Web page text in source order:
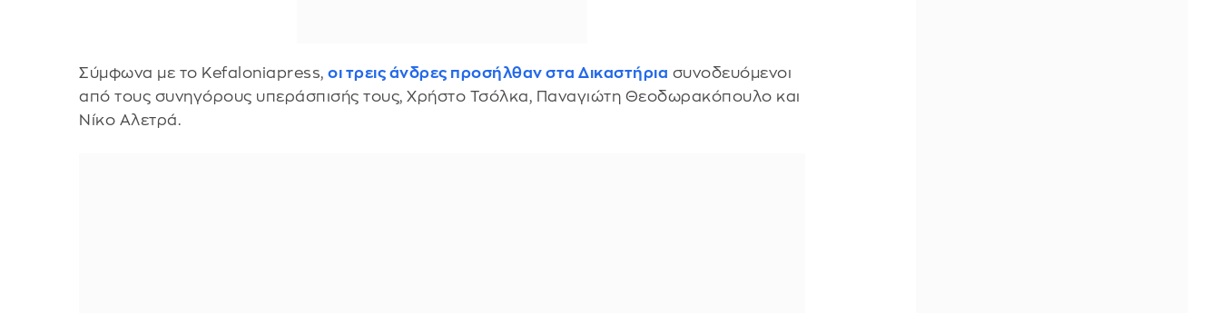
Σύμφωνα με το Kefaloniapress,οι τρεις άνδρες προσήλθαν στα Δικαστήρια συνοδευόμενοι
από τους συνηγόρους υπεράσπισής τους, Χρήστο Τσόλκα, Παναγιώτη Θεοδωρακόπουλο και
Νίκο Αλετρά.